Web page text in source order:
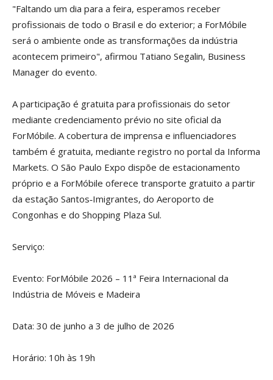
"Faltando um dia para a feira, esperamos receber
profissionais de todo o Brasil e do exterior; a ForMóbile
será o ambiente onde as transformações da indústria
acontecem primeiro", afirmou Tatiano Segalin, Business
Manager do evento.
A participação é gratuita para profissionais do setor
mediante credenciamento prévio no site oficial da
ForMóbile. A cobertura de imprensa e influenciadores
também é gratuita, mediante registro no portal da Informa
Markets. O São Paulo Expo dispõe de estacionamento
próprio e a ForMóbile oferece transporte gratuito a partir
da estação Santos‑Imigrantes, do Aeroporto de
Congonhas e do Shopping Plaza Sul.
Serviço:
Evento: ForMóbile 2026 – 11ª Feira Internacional da
Indústria de Móveis e Madeira
Data: 30 de junho a 3 de julho de 2026
Horário: 10h às 19h